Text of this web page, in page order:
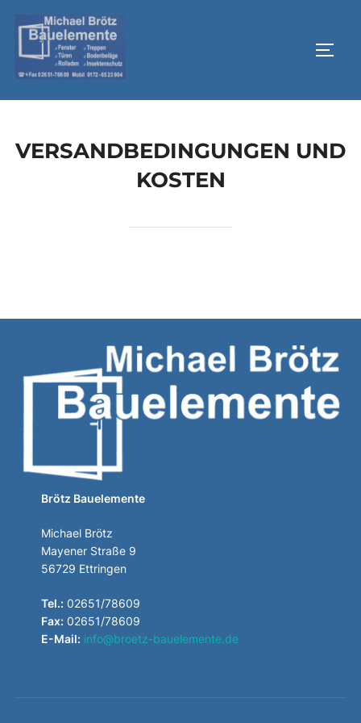
Inhalt
springen
VERSANDBEDINGUNGEN UND
KOSTEN
Brötz Bauelemente
Michael Brötz
Mayener Straße 9
56729 Ettringen
Tel.: 02651/78609
Fax: 02651/78609
E-Mail: info@broetz-bauelemente.de